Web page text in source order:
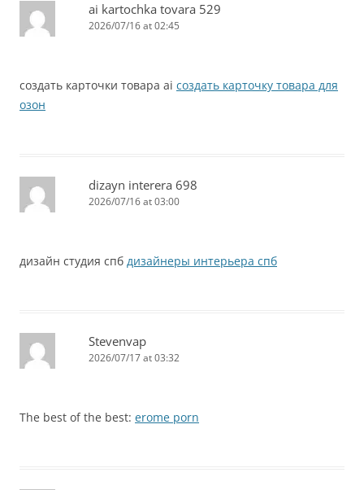
ai kartochka tovara 529
2026/07/16 at 02:45
создать карточки товара ai создать карточку товара для
озон
dizayn interera 698
2026/07/16 at 03:00
дизайн студия спб дизайнеры интерьера спб
Stevenvap
2026/07/17 at 03:32
The best of the best: erome porn